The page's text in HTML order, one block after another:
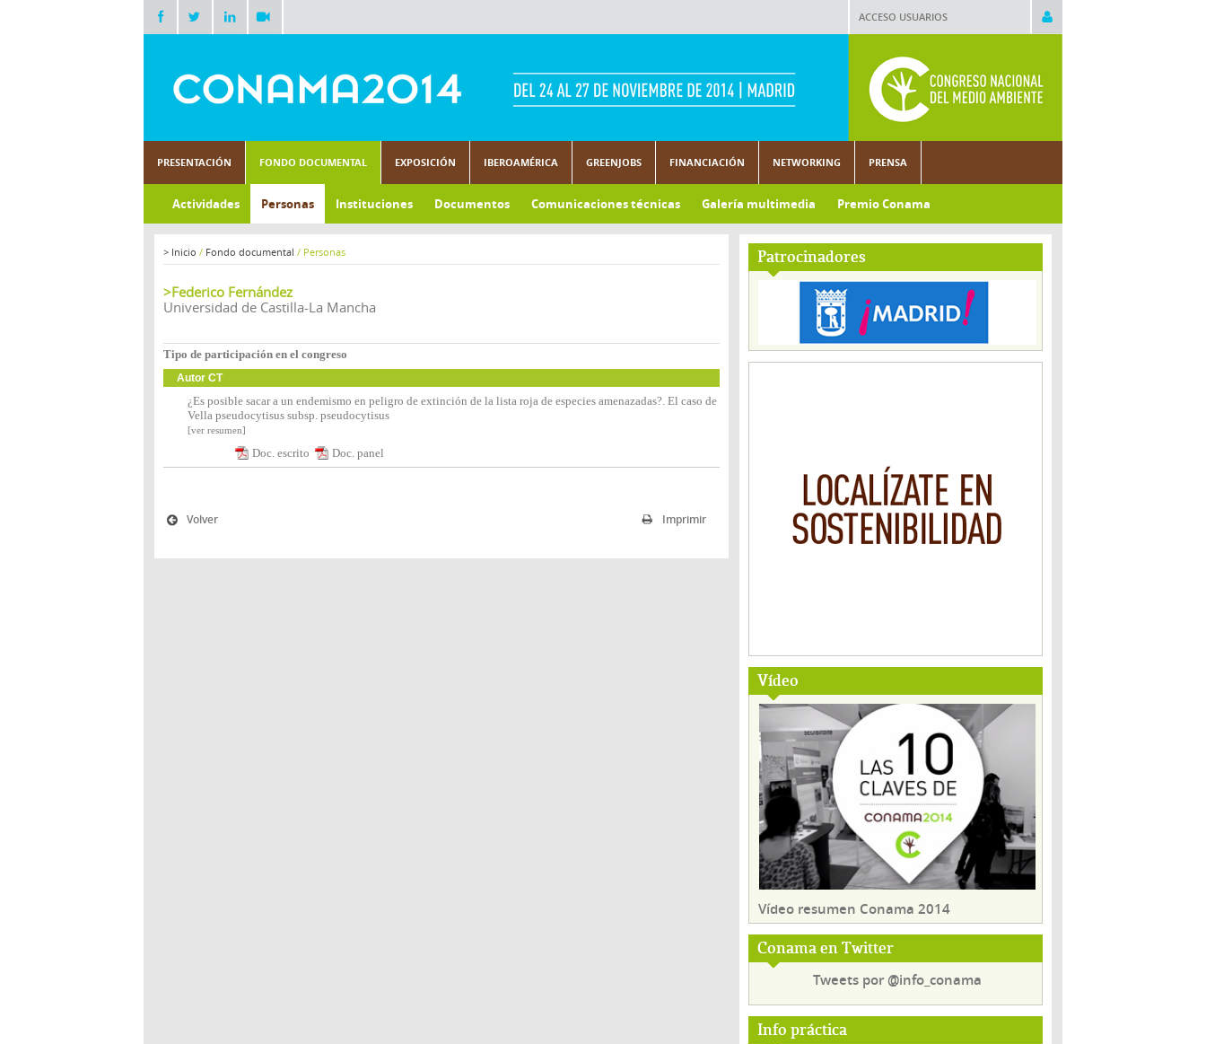
ACCESO USUARIOS
PRESENTACIÓN FONDO DOCUMENTAL EXPOSICIÓN IBEROAMÉRICA GREENJOBS FINANCIACIÓN NETWORKING PRENSA
Actividades Personas Instituciones Documentos Comunicaciones técnicas Galería multimedia Premio Conama
Patrocinadores
Vídeo
Vídeo resumen Conama 2014
Conama en Twitter
Tweets por @info_conama
Info práctica
> Inicio / Fondo documental / Personas
>Federico Fernández
Universidad de Castilla-La Mancha
Tipo de participación en el congreso
Autor CT
¿Es posible sacar a un endemismo en peligro de extinción de la lista roja de especies amenazadas?. El caso de
Vella pseudocytisus subsp. pseudocytisus
[ver resumen]
Doc. escrito Doc. panel
Imprimir
Volver